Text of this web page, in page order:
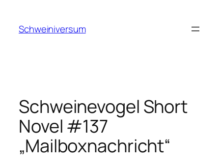
springen
Schweiniversum
Schweinevogel Short
Novel #137
„Mailboxnachricht“